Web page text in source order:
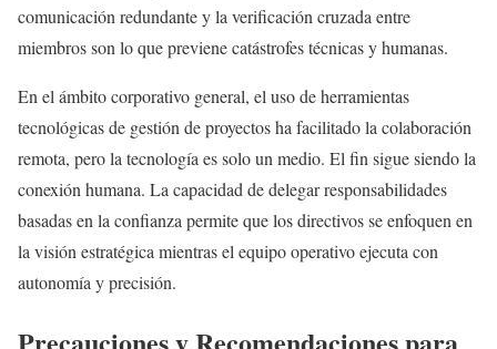
comunicación redundante y la verificación cruzada entre
miembros son lo que previene catástrofes técnicas y humanas.
En el ámbito corporativo general, el uso de herramientas
tecnológicas de gestión de proyectos ha facilitado la colaboración
remota, pero la tecnología es solo un medio. El fin sigue siendo la
conexión humana. La capacidad de delegar responsabilidades
basadas en la confianza permite que los directivos se enfoquen en
la visión estratégica mientras el equipo operativo ejecuta con
autonomía y precisión.